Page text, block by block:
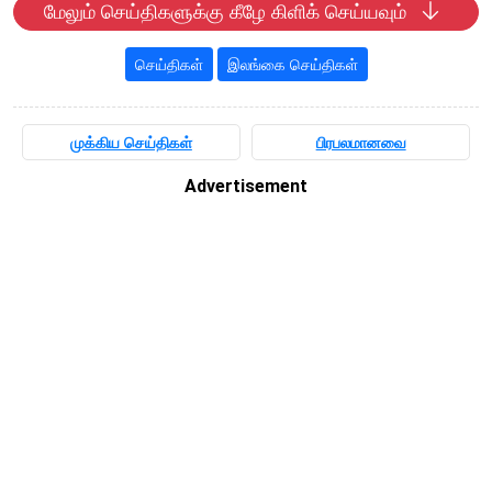
மேலும் செய்திகளுக்கு கீழே கிளிக் செய்யவும்
செய்திகள் இலங்கை செய்திகள்
முக்கிய செய்திகள் பிரபலமானவை
Advertisement